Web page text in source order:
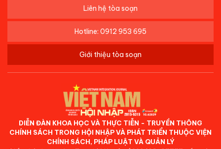
Liên hệ tòa soạn
Hotline: 0912 953 695
Giới thiệu tòa soạn
DIỄN ĐÀN KHOA HỌC VÀ THỰC TIỄN - TRUYỀN THÔNG
CHÍNH SÁCH TRONG HỘI NHẬP VÀ PHÁT TRIỂN THUỘC VIỆN
CHÍNH SÁCH, PHÁP LUẬT VÀ QUẢN LÝ